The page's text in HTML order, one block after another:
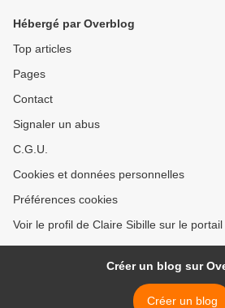
Hébergé par Overblog
Top articles
Pages
Contact
Signaler un abus
C.G.U.
Cookies et données personnelles
Préférences cookies
Voir le profil de Claire Sibille sur le
Créer un blog sur
Créer un blog